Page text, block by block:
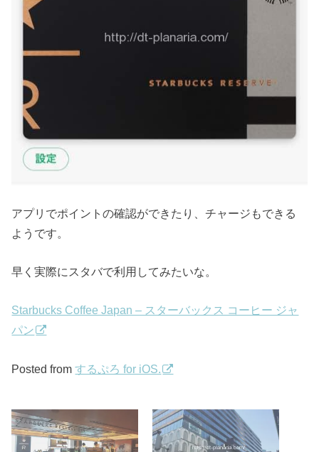
アプリでポイントの確認ができたり、チャージもできる
ようです。
早く実際にスタバで利用してみたいな。
Starbucks Coffee Japan – スターバックス コーヒー ジャ
パン
Posted fromするぷろ for iOS.